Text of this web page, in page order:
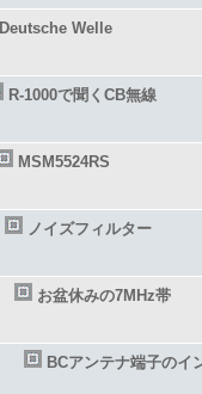
Deutsche Welle
R-1000で聞くCB無線
MSM5524RS
ノイズフィルター
お盆休みの7MHz帯
BCアンテナ端子のイ